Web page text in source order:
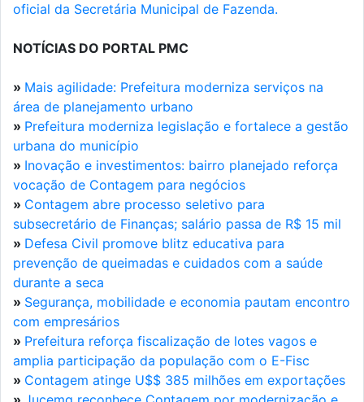
oficial da Secretária Municipal de Fazenda.
NOTÍCIAS DO PORTAL PMC
» Mais agilidade: Prefeitura moderniza serviços na
área de planejamento urbano
» Prefeitura moderniza legislação e fortalece a gestão
urbana do município
» Inovação e investimentos: bairro planejado reforça
vocação de Contagem para negócios
» Contagem abre processo seletivo para
subsecretário de Finanças; salário passa de R$ 15 mil
» Defesa Civil promove blitz educativa para
prevenção de queimadas e cuidados com a saúde
durante a seca
» Segurança, mobilidade e economia pautam encontro
com empresários
» Prefeitura reforça fiscalização de lotes vagos e
amplia participação da população com o E-Fisc
» Contagem atinge U$$ 385 milhões em exportações